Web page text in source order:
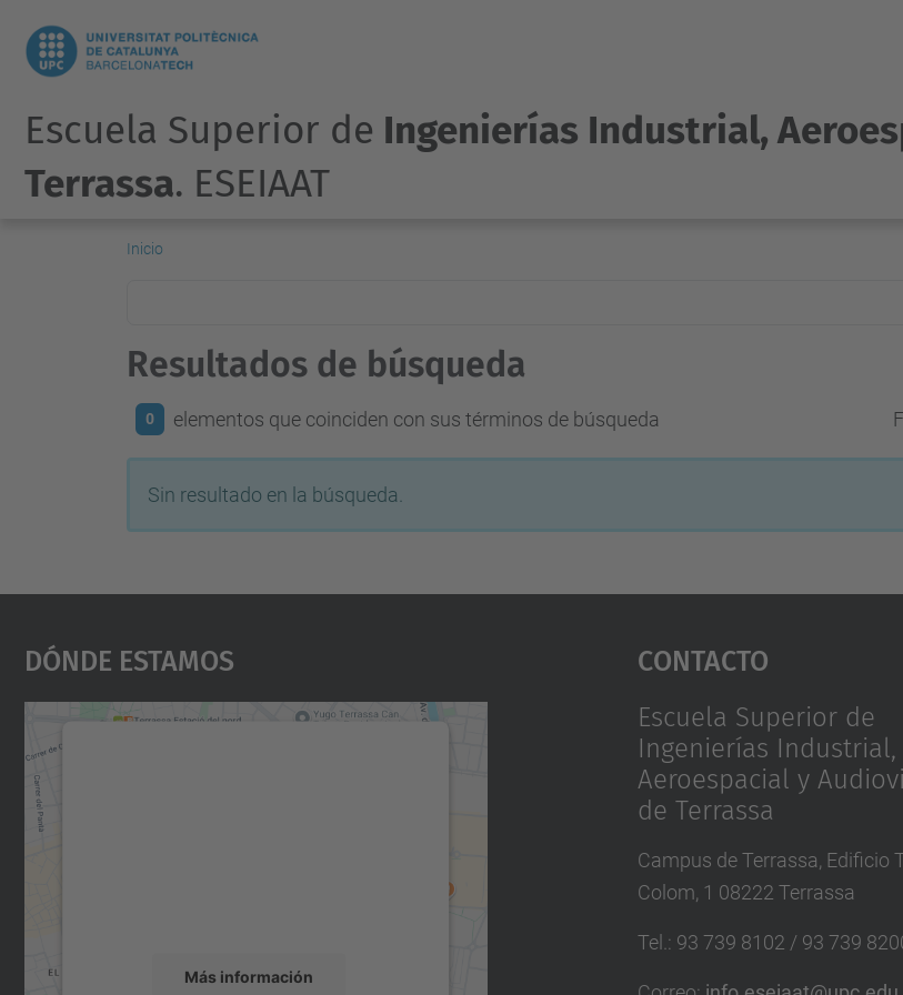
Escuela Superior de Ingenierías Industrial,
Terrassa. ESEIAAT
Inicio
Resultados de búsqueda
0 elementos que coinciden con sus términos de búsqueda
Sin resultado en la búsqueda.
Dónde Estamos
Más información
Contacto
Escuela Superior de
Ingenierías Industrial,
Aeroespacial y
de Terrassa
Campus de Terrassa, Edificio
Colom, 1 08222 Terrassa
Tel. : 93 739 8102 / 93 739